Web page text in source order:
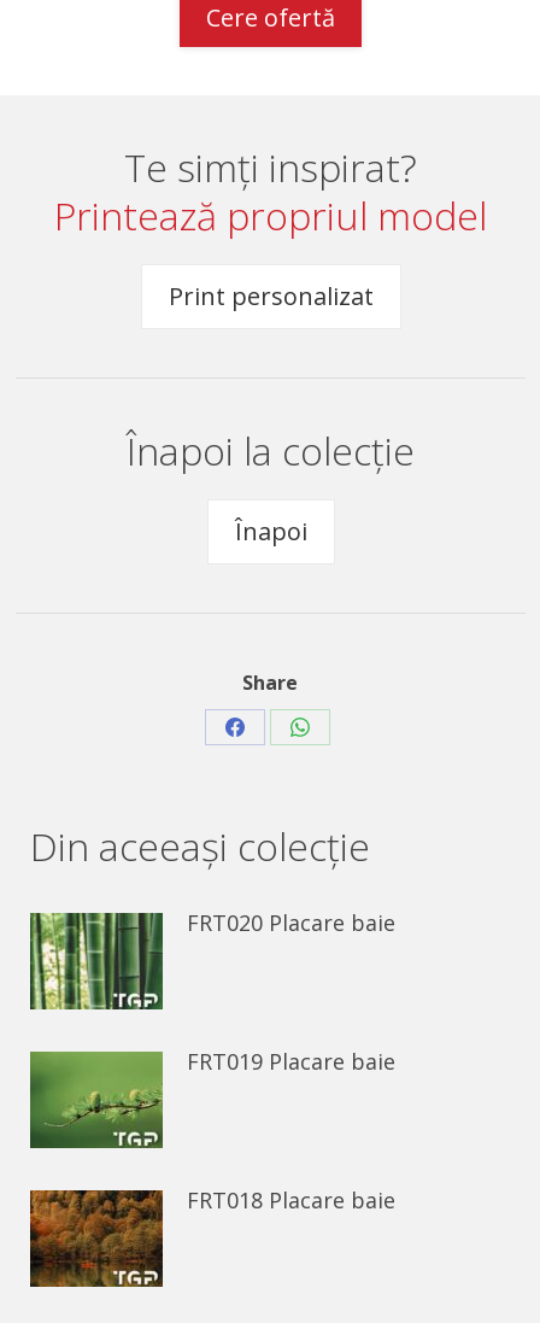
Cere ofertă
Te simți inspirat?
Printează propriul model
Print personalizat
Înapoi la colecție
Înapoi
Share
Share Share
Din aceeaşi colecție
FRT020 Placare baie
FRT019 Placare baie
FRT018 Placare baie